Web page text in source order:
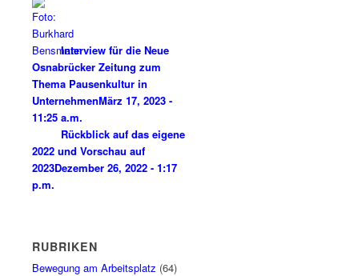
Interview für die Neue
Osnabrücker Zeitung zum
Thema Pausenkultur in
UnternehmenMärz 17, 2023 -
11:25 a.m.
Rückblick auf das eigene
2022 und Vorschau auf
2023Dezember 26, 2022 - 1:17
p.m.
RUBRIKEN
Bewegung am Arbeitsplatz (64)